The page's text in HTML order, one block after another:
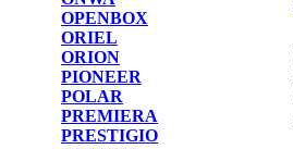
OPENBOX
ORIEL
ORION
PIONEER
POLAR
PREMIERA
PRESTIGIO